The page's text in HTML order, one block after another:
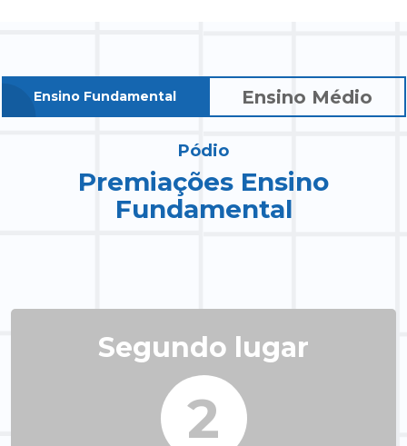
Ensino Fundamental Ensino Médio
Pódio
Premiações Ensino
Fundamental
Segundo lugar
2